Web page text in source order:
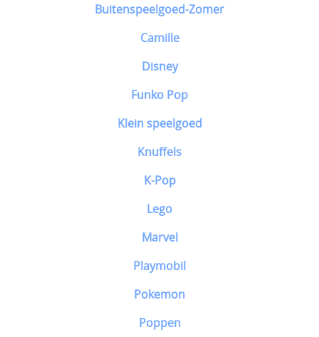
Buitenspeelgoed-Zomer
Camille
Disney
Funko Pop
Klein speelgoed
Knuffels
K-Pop
Lego
Marvel
Playmobil
Pokemon
Poppen